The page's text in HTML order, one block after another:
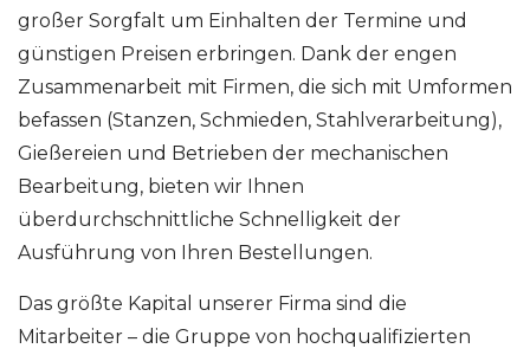
großer Sorgfalt um Einhalten der Termine und
günstigen Preisen erbringen. Dank der engen
Zusammenarbeit mit Firmen, die sich mit Umformen
befassen (Stanzen, Schmieden, Stahlverarbeitung),
Gießereien und Betrieben der mechanischen
Bearbeitung, bieten wir Ihnen
überdurchschnittliche Schnelligkeit der
Ausführung von Ihren Bestellungen.
Das größte Kapital unserer Firma sind die
Mitarbeiter – die Gruppe von hochqualifizierten